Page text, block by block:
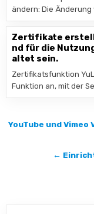
ändern: Die
Zertifikate
nd für die
altet sein.
Zertifikatsfunktion
Funktion an, mit der
YouTube und Vimeo
←